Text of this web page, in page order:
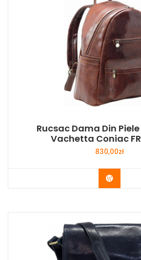
Rucsac Dama Din
Vachetta Coniac
830,00zł
Buy Now